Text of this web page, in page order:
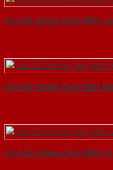
Cửa Gỗ Chống Cháy MDF
Cửa Gỗ Chống Cháy MDF
Cửa Gỗ Chống Cháy MDF